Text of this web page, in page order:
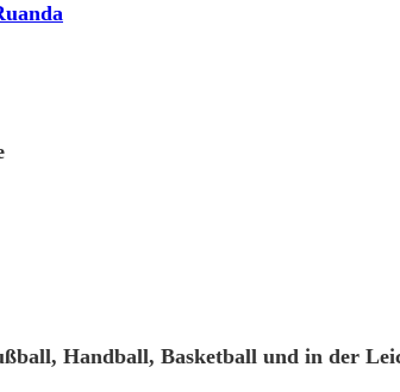
Handball, Basketball und in der